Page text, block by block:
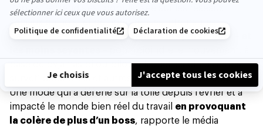
Depuis, la trend s’est popularisée sur les réseaux
s’amusent às’affubler des tenues les pluscomfy
base de pyjamas pilou-pilou, claquettes-chaussettes,
survet’ dépareillés et autres panoplies cocooning.
Une mode qui a déferlé sur la toile depuis février et a
impacté le monde bien réel du travail en provoquant
la colère de plus d’un boss, rapporte le média